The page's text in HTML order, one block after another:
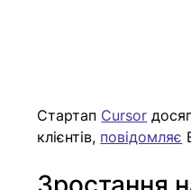
Стартап Cursor
клієнтів, повідомляє